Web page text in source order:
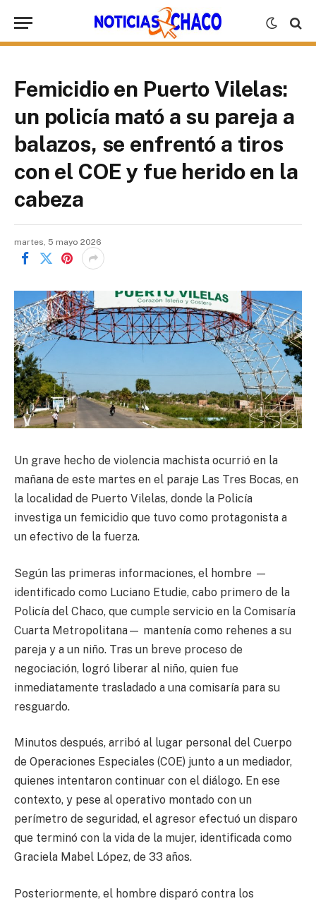
Femicidio en Puerto Vilelas:
un policía mató a su pareja a
balazos, se enfrentó a tiros
con el COE y fue herido en la
cabeza
martes, 5 mayo 2026
Un grave hecho de violencia machista ocurrió en la
mañana de este martes en el paraje Las Tres Bocas, en
la localidad de Puerto Vilelas, donde la Policía
investiga un femicidio que tuvo como protagonista a
un efectivo de la fuerza.
Según las primeras informaciones, el hombre —
identificado como Luciano Etudie, cabo primero de la
Policía del Chaco, que cumple servicio en la Comisaría
Cuarta Metropolitana— mantenía como rehenes a su
pareja y a un niño. Tras un breve proceso de
negociación, logró liberar al niño, quien fue
inmediatamente trasladado a una comisaría para su
resguardo.
Minutos después, arribó al lugar personal del Cuerpo
de Operaciones Especiales (COE) junto a un mediador,
quienes intentaron continuar con el diálogo. En ese
contexto, y pese al operativo montado con un
perímetro de seguridad, el agresor efectuó un disparo
que terminó con la vida de la mujer, identificada como
Graciela Mabel López, de 33 años.
Posteriormente, el hombre disparó contra los